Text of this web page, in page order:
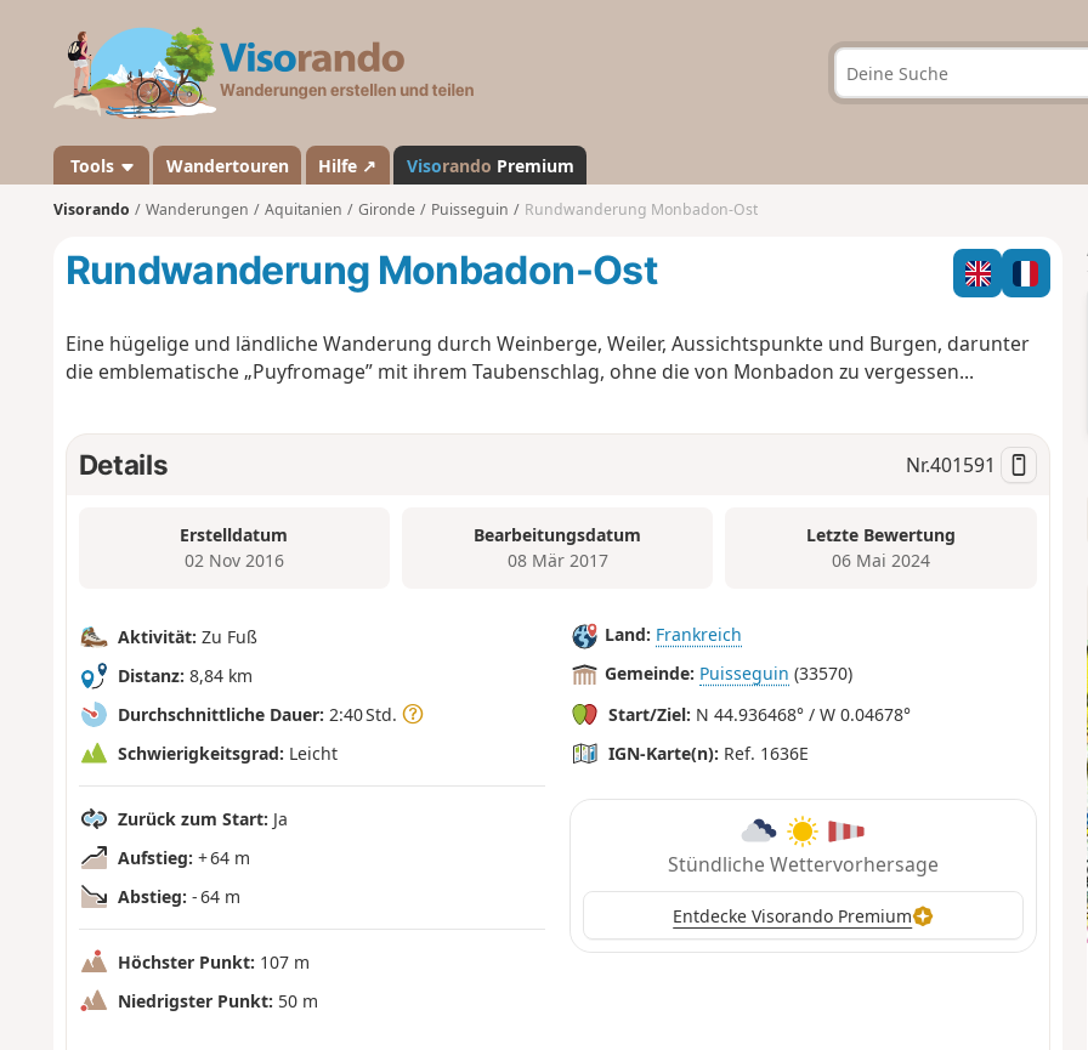
a
n
d
Tools Wandertouren Hilfe ↗ Visorando Premium
Visorando Wanderungen Aquitanien Gironde Puisseguin Rundwanderung Monbadon-Ost
Rundwanderung Monbadon-Ost
Eine hügelige und ländliche Wanderung durch Weinberge, Weiler, Aussichtspunkte und Burgen, darunter
die emblematische „Puyfromage” mit ihrem Taubenschlag, ohne die von Monbadon zu vergessen...
Details Nr.401591
Erstelldatum
02 Nov 2016
Bearbeitungsdatum
08 Mär 2017
Letzte Bewertung
06 Mai 2024
Aktivität: Zu Fuß
Distanz: 8,84 km
Durchschnittliche Dauer: 2:40 Std.
Schwierigkeitsgrad: Leicht
Zurück zum Start: Ja
Aufstieg: + 64 m
Abstieg: - 64 m
Höchster Punkt: 107 m
Niedrigster Punkt: 50 m
Land: Frankreich
Gemeinde: Puisseguin (33570)
Start/Ziel: N 44.936468° / W 0.04678°
IGN-Karte(n): Ref. 1636E
Stündliche Wettervorhersage
Entdecke Visorando Premium